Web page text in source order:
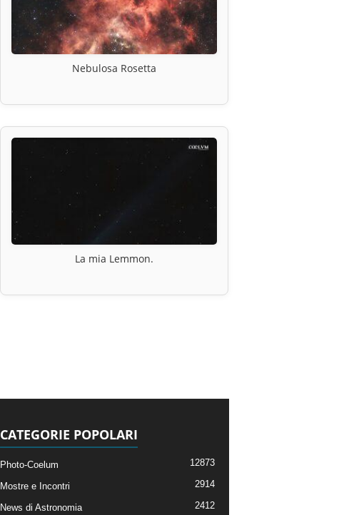
Nebulosa Rosetta
La mia Lemmon.
CATEGORIE POPOLARI
Photo-Coelum 12873
Mostre e Incontri 2914
News di Astronomia 2412